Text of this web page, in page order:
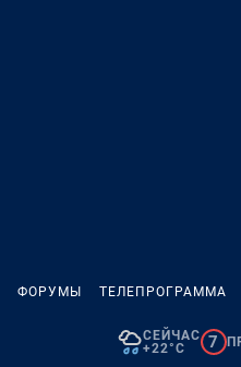
ФОРУМЫ ТЕЛЕПРОГРАММА
СЕЙЧАС
+22°C
7